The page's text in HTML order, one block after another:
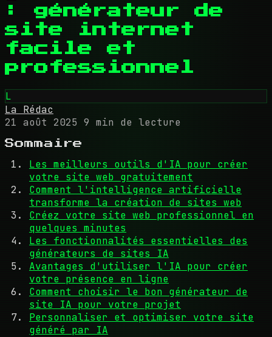
: générateur de
site internet
facile et
professionnel
L
La Rédac
21 août 2025 9 min de lecture
Sommaire
Les meilleurs outils d'IA pour créer
votre site web gratuitement
Comment l'intelligence artificielle
transforme la création de sites web
Créez votre site web professionnel en
quelques minutes
Les fonctionnalités essentielles des
générateurs de sites IA
Avantages d'utiliser l'IA pour créer
votre présence en ligne
Comment choisir le bon générateur de
site IA pour votre projet
Personnaliser et optimiser votre site
généré par IA